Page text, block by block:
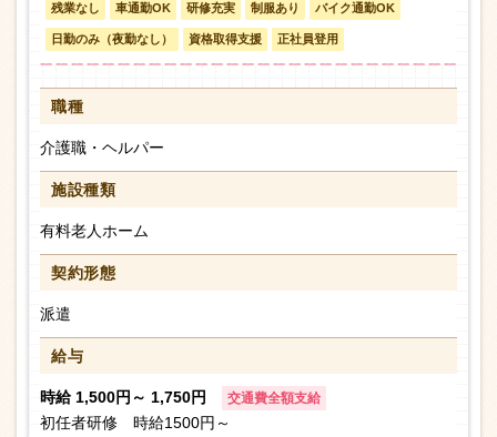
お問い合わせ
残業なし 車通勤OK 研修充実 制服あり バイク通勤OK
日勤のみ（夜勤なし） 資格取得支援 正社員登用
職種
介護職・ヘルパー
施設種類
有料老人ホーム
契約形態
派遣
給与
時給 1,500円～ 1,750円 交通費全額支給
初任者研修 時給1500円～